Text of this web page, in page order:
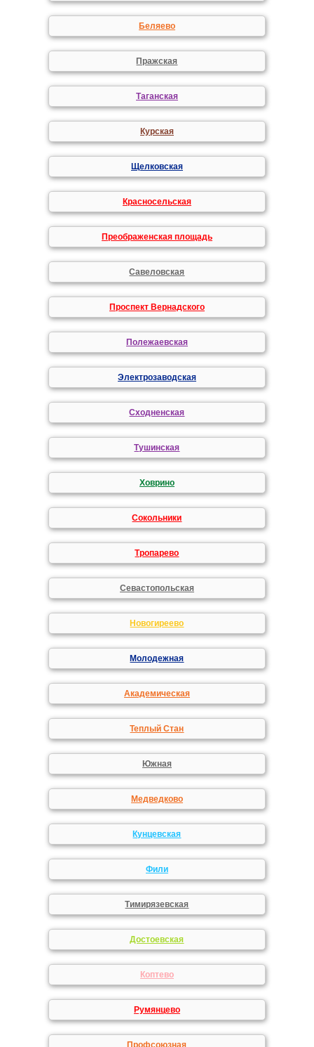
Беляево
Пражская
Таганская
Курская
Щелковская
Красносельская
Преображенская площадь
Савеловская
Проспект Вернадского
Полежаевская
Электрозаводская
Сходненская
Тушинская
Ховрино
Сокольники
Тропарево
Севастопольская
Новогиреево
Молодежная
Академическая
Теплый Стан
Южная
Медведково
Кунцевская
Фили
Тимирязевская
Достоевская
Коптево
Румянцево
Профсоюзная